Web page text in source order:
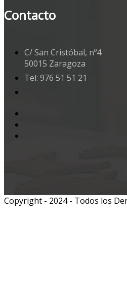
Contacto
C/ San Cristóbal, nº4
50015 Zaragoza
Tel: 976 51 51 21
Copyright - 2024 - Todos los